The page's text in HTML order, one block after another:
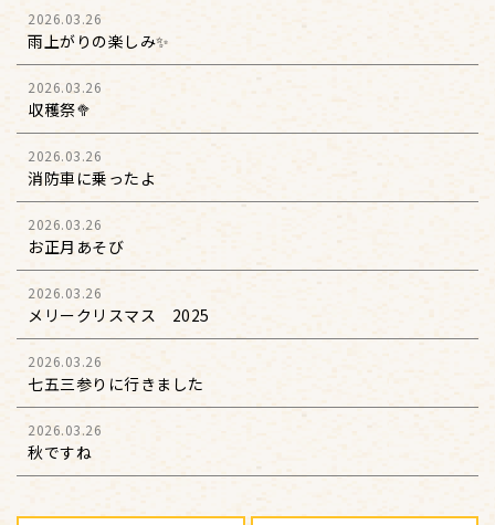
2026.03.26
雨上がりの楽しみ✨
2026.03.26
収穫祭🥦
2026.03.26
消防車に乗ったよ
2026.03.26
お正月あそび
2026.03.26
メリークリスマス 2025
2026.03.26
七五三参りに行きました
2026.03.26
秋ですね